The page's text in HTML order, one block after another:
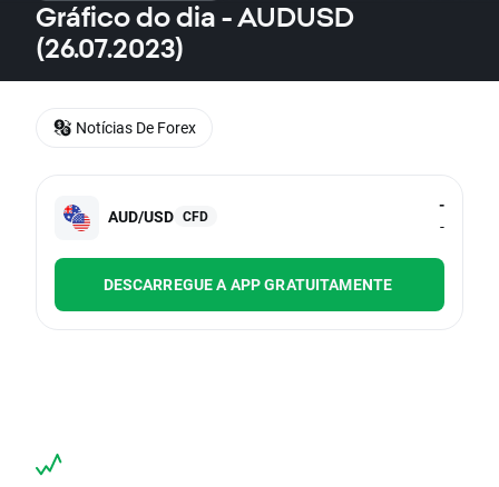
Gráfico do dia - AUDUSD
(26.07.2023)
AUD/USD CFD
-
-
DESCARREGUE A APP GRATUITAMENTE
Notícias De Forex